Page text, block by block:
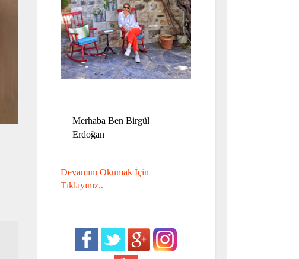
Merhaba Ben Birgül
Erdoğan
Devamını Okumak İçin
Tıklayınız..